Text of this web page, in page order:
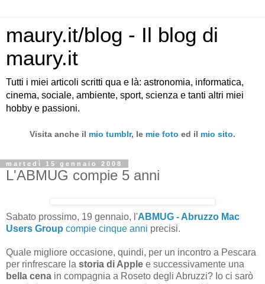
maury.it/blog - Il blog di
maury.it
Tutti i miei articoli scritti qua e là: astronomia, informatica,
cinema, sociale, ambiente, sport, scienza e tanti altri miei
hobby e passioni.
Visita anche il mio tumblr, le mie foto ed il mio sito.
martedì 15 gennaio 2008
L'ABMUG compie 5 anni
Sabato prossimo, 19 gennaio, l'ABMUG - Abruzzo Mac
Users Group compie cinque anni precisi.
Quale migliore occasione, quindi, per un incontro a Pescara
per rinfrescare la storia di Apple e successivamente una
bella cena in compagnia a Roseto degli Abruzzi? Io ci sarò